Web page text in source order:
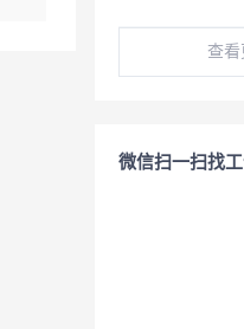
查
微信扫一扫找